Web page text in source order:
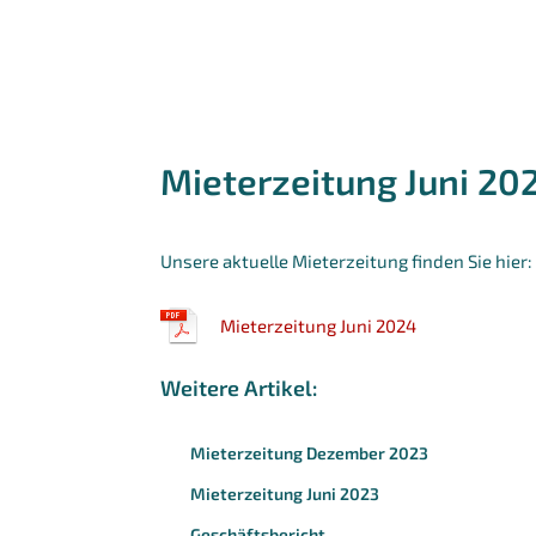
Mieterzeitung Juni
Unsere aktuelle Mieterzeitung finden Sie hier:
Mieterzeitung Juni 2024
Weitere Artikel:
Mieterzeitung Dezember 2023
Mieterzeitung Juni 2023